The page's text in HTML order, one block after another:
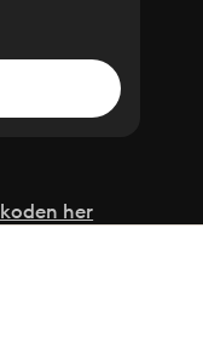
her